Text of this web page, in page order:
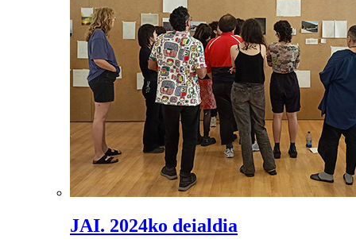
JAI. 2024ko deialdia